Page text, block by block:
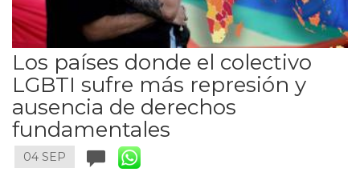
Los países donde el colectivo
LGBTI sufre más represión y
ausencia de derechos
fundamentales
04 SEP